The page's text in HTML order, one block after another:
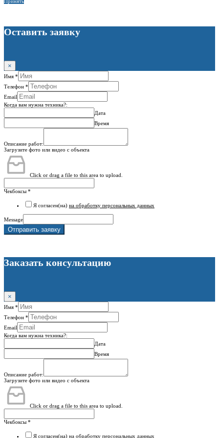
Оставить заявку
×
Имя *
Телефон *
Email
Когда вам нужна техника?:
Дата
Время
Описание работ:
Загрузите фото или видео с объекта
Click or drag a file to this area to upload.
Чекбоксы *
Я согласен(на) на обработку персональных данных
Message
Отправить заявку
Заказать консультацию
×
Имя *
Телефон *
Email
Когда вам нужна техника?:
Дата
Время
Описание работ:
Загрузите фото или видео с объекта
Click or drag a file to this area to upload.
Чекбоксы *
Я согласен(на) на обработку персональных данных